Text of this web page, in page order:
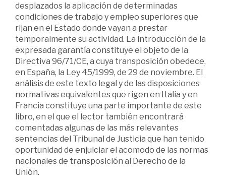
desplazados la aplicación de determinadas
condiciones de trabajo y empleo superiores que
rijan en el Estado donde vayan a prestar
temporalmente su actividad. La introducción de la
expresada garantía constituye el objeto de la
Directiva 96/71/CE, a cuya transposición obedece,
en España, la Ley 45/1999, de 29 de noviembre. El
análisis de este texto legal y de las disposiciones
normativas equivalentes que rigen en Italia y en
Francia constituye una parte importante de este
libro, en el que el lector también encontrará
comentadas algunas de las más relevantes
sentencias del Tribunal de Justicia que han tenido
oportunidad de enjuiciar el acomodo de las normas
nacionales de transposición al Derecho de la
Unión.